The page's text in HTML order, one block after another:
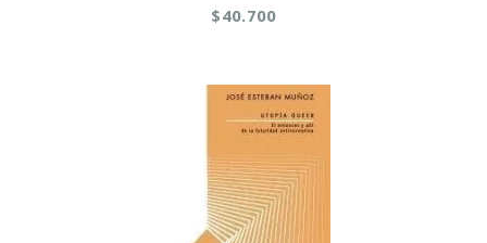
$40.700